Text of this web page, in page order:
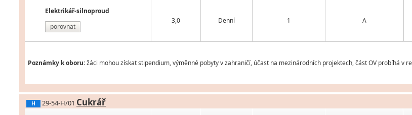
Elektrikář-silnoproud
porovnat
3,0 Denní 1 A
Poznámky k oboru:žáci mohou získat stipendium, výměnné pobyty v zahraničí, účast na mezinárodních projektech, část OV probíhá v
H 29-54-H/01 Cukrář